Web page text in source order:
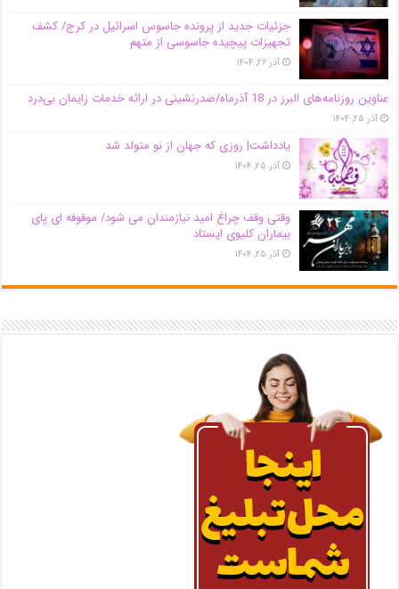
جزئیات جدید از پرونده جاسوس اسرائیل در کرج/‌ کشف
تجهیزات پیچیده جاسوسی از متهم
آذر ۲۶, ۱۴۰۴
عناوین روزنامه‌های البرز در ‌18 آذرماه/صدرنشینی در ارائه خدمات زایمان بی‌درد
آذر ۲۵, ۱۴۰۴
یادداشت| روزی که جهان از نو متولد شد
آذر ۲۵, ۱۴۰۴
وقتی وقف چراغ امید نیازمندان می شود/ موقوفه ای پای
بیماران کلیوی ایستاد
آذر ۲۵, ۱۴۰۴